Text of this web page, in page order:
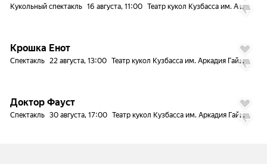
Кукольный спектакль 16 августа, 11:00 Театр кукол Кузбасса им. Аркадия Гайдара
Крошка Енот
Спектакль 22 августа, 13:00 Театр кукол Кузбасса им. Аркадия Гайдара
Доктор Фауст
Спектакль 30 августа, 17:00 Театр кукол Кузбасса им. Аркадия Гайдара